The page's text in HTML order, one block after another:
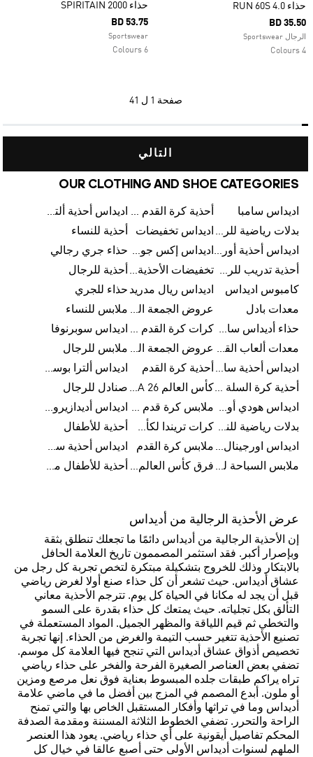
حذاء RUN 60S 4.0
BD 35.50
الرجال Sportswear
4 Colours
حذاء SPIRITAIN 2000
BD 53.75
Sportswear
6 Colours
صفحة 1 ل 41
التالي
OUR CLOTHING AND SHOE CATEGORIES
اديداس سامبا أحذية كرة القدم للرجال
اديداس أحذية ألترا بوست للرجال
بدلات رياضية للرجال اديداس تخفيضات
أحذية للنساء
اديداس أحذية أورجينالز
اديداس إكس جود بيلينغهام حذاء جري رجالي
أحذية تدريب للرجال
تخفيضات الأحذية للرجال أحذية للرجال
كامبوس اديداس
اديداس ريال مدريد حذاء للجري
معدات بادل
عروض الجمعة البيضاء للرجال ملابس للنساء
حذاء أديداس سامبا للأطفال
كرات كرة القدم للرجال اديداس سوبرنوفا
معدات ألعاب القوى
عروض الجمعة البيضاء للسيدات ملابس للرجال
اديداس أحذية سامبا للنساء أحذية كرة القدم
اديداس ألترا بوست
أحذية كرة السلة للرجال
كأس العالم FIFA 26™ صنادل للرجال
اديداس هودي أورجينال للنساء
ملابس كرة قدم للاطفال
اديداس أديدازيرو معدات الجري
بدلات رياضية للنساء
كرات تريندا لكأس العالم FIFA 26™
أحذية للأطفال
اديداس اورجينال ملابس ملابس كرة القدم
اديداس أحذية سوبرنوفا للرجال
ملابس السباحة للرجال
فرق كأس العالم FIFA 26™ أحذية للأطفال من 8 إلى 16 سنة
عرض الأحذية الرجالية من أديداس
إن الأحذية الرجالية من أديداس دائمًا ما تجعلك تنطلق بثقة
وبإصرار أكبر. فقد استثمر المصممون تاريخ العلامة الحافل
بالابتكار وذلك للخروج بتشكيلة مبتكرة لتخص تجربة كل رجل من
عشاق أديداس. حيث تشعر أن كل حذاء صنع أولا لغرض رياضي
قبل أن يجد له مكانا في الحياة كل يوم. تترجم الأحذية معاني
التألق بكل تجلياته. حيث يمتعك كل حذاء بقدرة على السمو
والتخطي ثم قيم اللياقة والمظهر الجميل. المواد المستعملة في
تصنيع الأحذية تتغير حسب التيمة والغرض من الحذاء. إنها تجربة
تخصيص أذواق عشاق أديداس التي تنجح فيها العلامة كل موسم.
تضفي بعض العناصر الصغيرة الفرحة والفخر على حذاء رياضي
تراه يراكم طبقات جلده المبسوط بعناية فوق نعل مرصع ومزين
أو ملون. أبدع المصمم في المزج بين أفضل ما في ماضي علامة
أديداس وما في تراثها وأفكار المستقبل الخاص بها والتي تمنح
الراحة والتحرر. تضفي الخطوط الثلاثة المسننة ومقدمة الصدفة
المحكم تفاصيل أيقونية على أي حذاء رياضي. يعود هذا العنصر
الملهم لسنوات أديداس الأولى حتى أصبع عالقا في خيال كل